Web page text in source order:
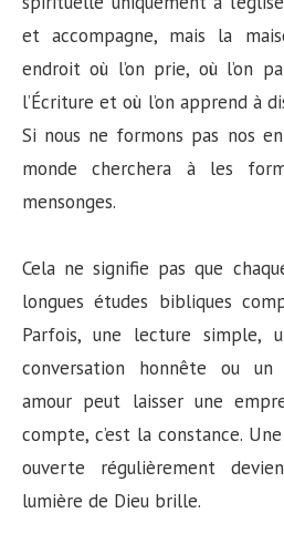
et accompagne, mais la
endroit où l’on prie, où l’on
l’Écriture et où l’on apprend à
Si nous ne formons pas nos
monde cherchera à les
mensonges.
Cela ne signifie pas que
longues études bibliques
Parfois, une lecture simple,
conversation honnête ou
amour peut laisser une
compte, c’est la constance.
ouverte régulièrement
lumière de Dieu brille.